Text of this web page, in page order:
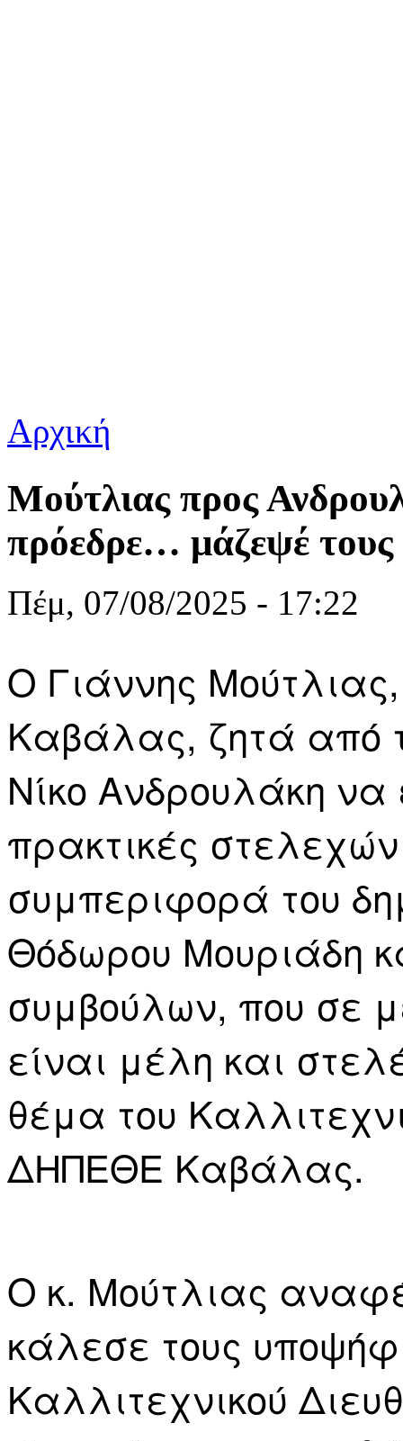
Είστε εδώ
Αρχική
Μούτλιας προς
πρόεδρε… μάζεψέ τους
Πέμ, 07/08/2025 - 17:22
Ο Γιάννης
Καβάλας, ζητά από
Νίκο Ανδρουλάκη να
πρακτικές
συμπεριφορά του
Θόδωρου Μουριάδη
συμβούλων, που σε
είναι μέλη και
θέμα του
ΔΗΠΕΘΕ Καβάλας.
Ο κ. Μούτλιας
κάλεσε τους
Καλλιτεχνικού